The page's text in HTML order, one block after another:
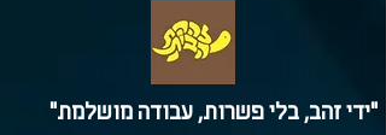
"ידי זהב, בלי פשרות, עבודה מושלמת"